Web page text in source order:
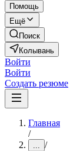
Помощь
Ещё
Поиск
Колывань
Войти
Войти
Создать резюме
Главная
/
... /